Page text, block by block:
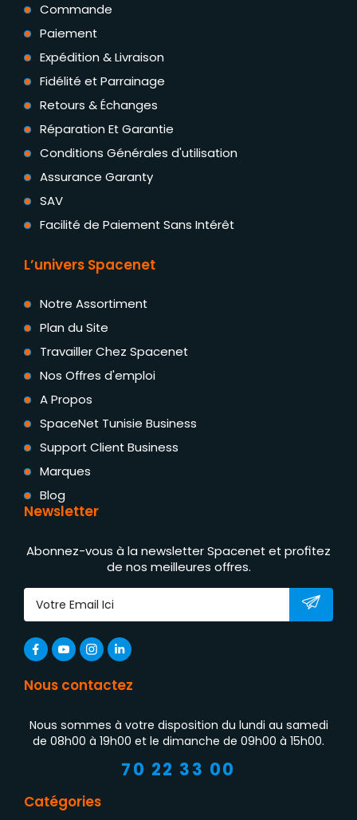
Commande
Paiement
Expédition & Livraison
Fidélité et Parrainage
Retours & Échanges
Réparation Et Garantie
Conditions Générales d'utilisation
Assurance Garanty
SAV
Facilité de Paiement Sans Intérêt
L’univers Spacenet
Notre Assortiment
Plan du Site
Travailler Chez Spacenet
Nos Offres d'emploi
A Propos
SpaceNet Tunisie Business
Support Client Business
Marques
Blog
Newsletter
Abonnez-vous à la newsletter Spacenet et profitez
de nos meilleures offres.
Nous contactez
Nous sommes à votre disposition du lundi au samedi
de 08h00 à 19h00 et le dimanche de 09h00 à 15h00.
70 22 33 00
Catégories